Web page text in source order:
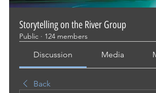
Storytelling on the River Group
Public · 124 members
Discussion Media
Back